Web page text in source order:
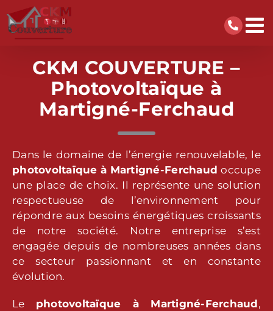
Passer
au
contenu
CKM COUVERTURE –
Photovoltaïque à
Martigné-Ferchaud
Dans le domaine de l’énergie renouvelable, le
photovoltaïque à Martigné-Ferchaudoccupe
une place de choix. Il représente une solution
respectueuse de l’environnement pour
répondre aux besoins énergétiques croissants
de notre société. Notre entreprise s’est
engagée depuis de nombreuses années dans
ce secteur passionnant et en constante
évolution.
Le photovoltaïque à Martigné-Ferchaud,